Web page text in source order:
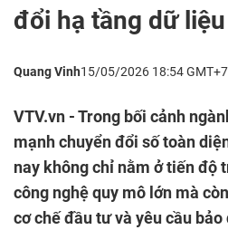
đổi hạ tầng dữ liệu
Quang Vinh15/05/2026 18:54 GMT+7
VTV.vn - Trong bối cảnh
mạnh chuyển đổi số toàn
nay không chỉ nằm ở tiến độ
công nghệ quy mô lớn mà
cơ chế đầu tư và yêu cầu